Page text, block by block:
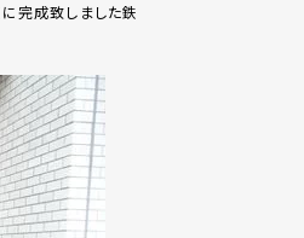
完成致しました鉄